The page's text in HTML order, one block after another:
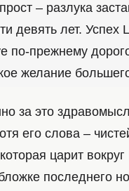
– разлука
девять лет.
по-прежнему
желание
за это
его слова –
царит
последнего